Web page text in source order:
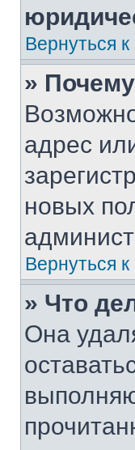
Вернуться
»
адрес
новых
Вернуться
» Что
Она